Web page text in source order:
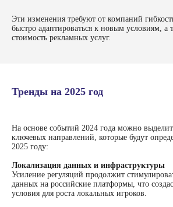
Эти изменения требуют от компаний
быстро адаптироваться к новым условиям, а
стоимость рекламных услуг.
Тренды на 2025 год
На основе событий 2024 года можно
ключевых направлений, которые будут
2025 году:
Локализация данных и инфраструктуры
Усиление регуляций продолжит
данных на российские платформы, что
условия для роста локальных игроков.